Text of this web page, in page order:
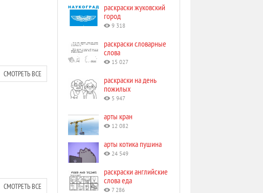
СМОТРЕТЬ ВСЕ
СМОТРЕТЬ ВСЕ
раскраски жуковский
город
9 318
раскраски словарные
слова
15 027
раскраски на день
пожилых
5 947
арты кран
12 082
арты котика пушина
24 549
раскраски английские
слова еда
7 286